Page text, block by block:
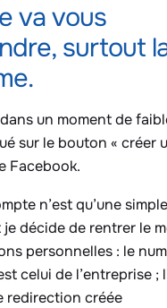
va vous
surtout
un moment de
sur le bouton « créer
Facebook.
n’est qu’une simple
décide de rentrer le
personnelles : le
celui de l’entreprise ;
redirection créée